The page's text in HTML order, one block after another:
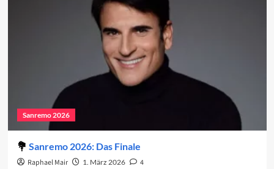
Sanremo 2026
Sanremo 2026: Das Finale
Raphael Mair 1. März 2026
4